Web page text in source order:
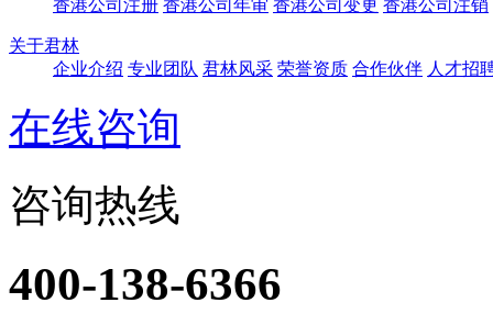
香港公司注册 香港公司年审 香港公司变更 香港公司注销
关于君林
企业介绍 专业团队 君林风采 荣誉资质 合作伙伴 人才招
在线咨询
咨询热线
400-138-6366